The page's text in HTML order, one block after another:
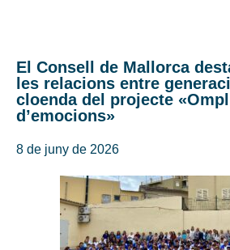
El Consell de Mallorca
les relacions entre
cloenda del projecte
d’emocions»
8 de juny de 2026